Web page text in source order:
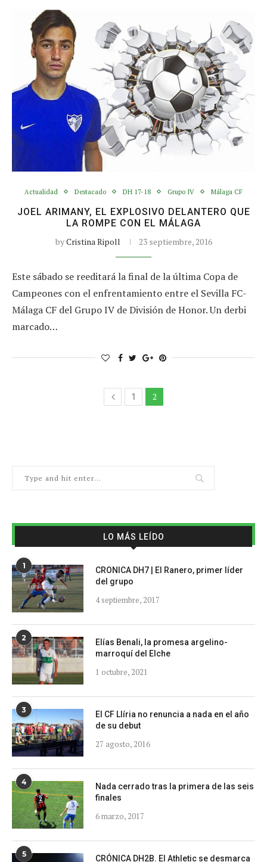
Actualidad Destacado DH 17-18 Grupo IV Málaga CF
JOEL ARIMANY, EL EXPLOSIVO DELANTERO QUE
LA ROMPE CON EL MÁLAGA
byCristina Ripoll 23 septiembre, 2016
Este sábado se reeditará la final de la última Copa de
Campeones con el enfrentamiento entre el Sevilla FC-
Málaga CF del Grupo IV de División de Honor. Un derbi
marcado…
1 2
LO MÁS LEÍDO
1
CRONICA DH7 | El Ranero, primer líder
del grupo
4 septiembre, 2017
2
Elías Benali, la promesa argelino-
marroquí del Elche
1 octubre, 2021
3
El CF Llíria no renuncia a nada en el año
de su debut
27 agosto, 2016
4
Nada cerrado tras la primera de las seis
finales
6 marzo, 2017
5 CRÓNICA DH2B. El Athletic se desmarca